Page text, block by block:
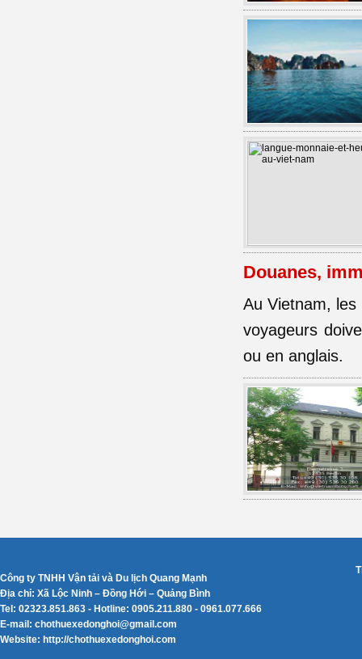
Douanes,
Au Vietnam,
voyageurs
ou en anglais.
Công ty TNHH Vận tải và Du lịch Quang Mạnh
Địa chỉ: Xã Lộc Ninh – Đồng Hới – Quảng Bình
Tel: 02323.851.863 - Hotline: 0905.211.880 - 0961.077.666
E-mail: chothuexedonghoi@gmail.com
Website: http://chothuexedonghoi.com